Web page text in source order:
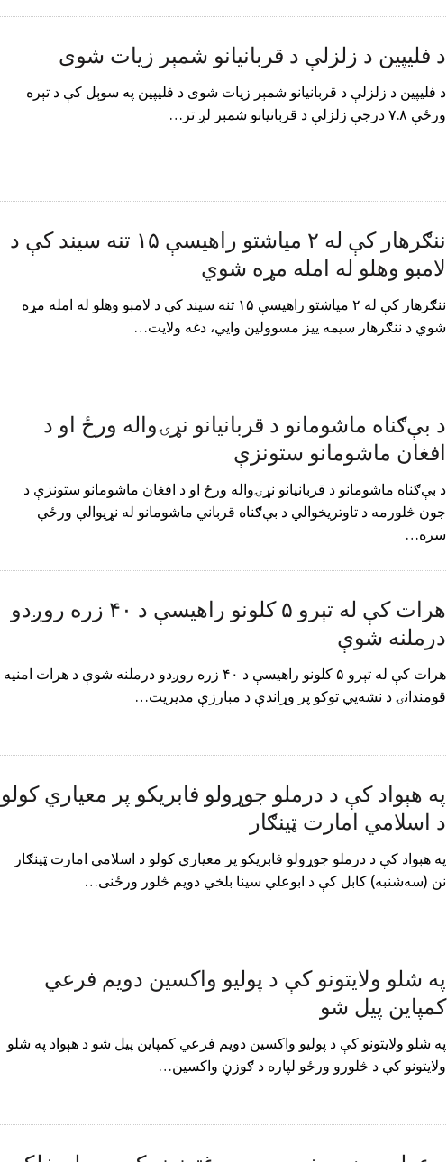
د فلیپین د زلزلې د قربانیانو شمېر زیات شوی
د فلیپین د زلزلې د قربانیانو شمېر زیات شوی د فلیپین په سوېل کې د تېره
ورځې ۷.۸ درجې زلزلې د قربانیانو شمېر لږ تر…
ننګرهار کې له ۲ میاشتو راهیسې ۱۵ تنه سیند کې د
لامبو وهلو له امله مړه شوي
ننګرهار کې له ۲ میاشتو راهیسې ۱۵ تنه سیند کې د لامبو وهلو له امله مړه
شوي د ننګرهار سیمه ییز مسوولین وایي، دغه ولایت…
د بې‌ګناه ماشومانو د قربانیانو نړۍواله ورځ او د
افغان ماشومانو ستونزې
د بې‌ګناه ماشومانو د قربانیانو نړۍواله ورځ او د افغان ماشومانو ستونزې د
جون څلورمه د تاوتریخوالي د بې‌ګناه قرباني ماشومانو له نړیوالې ورځې
سره…
هرات کې له تېرو ۵ کلونو راهیسې د ۴۰ زره روږدو
درملنه شوې
هرات کې له تېرو ۵ کلونو راهیسې د ۴۰ زره روږدو درملنه شوې د هرات امنیه
قومندانۍ د نشه‌يي توکو پر وړاندې د مبارزې مدیریت…
په هېواد کې د درملو جوړولو فابریکو پر معیاري کولو
د اسلامي امارت ټینګار
په هېواد کې د درملو جوړولو فابریکو پر معیاري کولو د اسلامي امارت ټینګار
نن (سه‌شنبه) کابل کې د ابوعلي سينا بلخي دویم څلور ورځنی…
په شلو ولایتونو کې د پولیو واکسین دویم فرعي
کمپاین پیل شو
په شلو ولایتونو کې د پولیو واکسین دویم فرعي کمپاین پیل شو د هېواد په شلو
ولایتونو کې د څلورو ورځو لپاره د ګوزڼ واکسین…